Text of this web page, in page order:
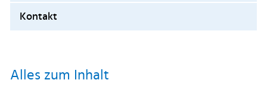
Kontakt
Alles zum Inhalt